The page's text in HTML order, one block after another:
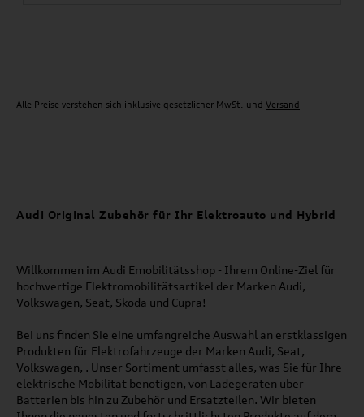
Alle Preise verstehen sich inklusive gesetzlicher MwSt. und Versand
Audi Original Zubehör für Ihr Elektroauto und Hybrid
Willkommen im Audi Emobilitätsshop - Ihrem Online-Ziel für
hochwertige Elektromobilitätsartikel der Marken Audi,
Volkswagen, Seat, Skoda und Cupra!
Bei uns finden Sie eine umfangreiche Auswahl an erstklassigen
Produkten für Elektrofahrzeuge der Marken Audi, Seat,
Volkswagen, . Unser Sortiment umfasst alles, was Sie für Ihre
elektrische Mobilität benötigen, von Ladegeräten über
Batterien bis hin zu Zubehör und Ersatzteilen. Wir bieten